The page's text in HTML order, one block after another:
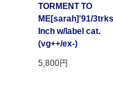
TORMENT TO
ME[sarah]'91/
Inch w/label cat.
(vg++/ex-)
5,800円